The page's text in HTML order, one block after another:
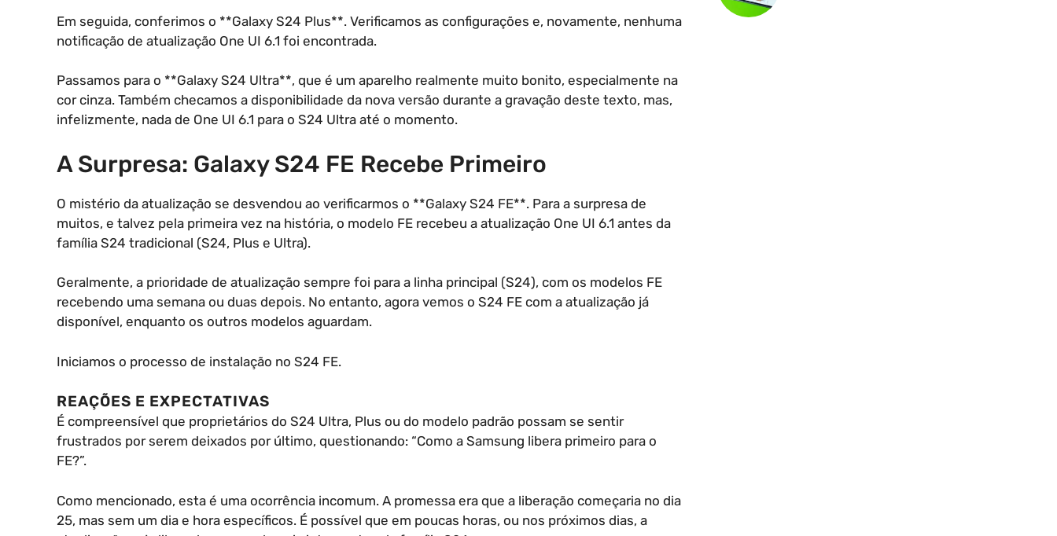
Em seguida, conferimos o **Galaxy S24 Plus**. Verificamos as configurações e, novamente, nenhuma
notificação de atualização One UI 6.1 foi encontrada.
Passamos para o **Galaxy S24 Ultra**, que é um aparelho realmente muito bonito, especialmente na
cor cinza. Também checamos a disponibilidade da nova versão durante a gravação deste texto, mas,
infelizmente, nada de One UI 6.1 para o S24 Ultra até o momento.
A Surpresa: Galaxy S24 FE Recebe Primeiro
O mistério da atualização se desvendou ao verificarmos o **Galaxy S24 FE**. Para a surpresa de
muitos, e talvez pela primeira vez na história, o modelo FE recebeu a atualização One UI 6.1 antes da
família S24 tradicional (S24, Plus e Ultra).
Geralmente, a prioridade de atualização sempre foi para a linha principal (S24), com os modelos FE
recebendo uma semana ou duas depois. No entanto, agora vemos o S24 FE com a atualização já
disponível, enquanto os outros modelos aguardam.
Iniciamos o processo de instalação no S24 FE.
REAÇÕES E EXPECTATIVAS
É compreensível que proprietários do S24 Ultra, Plus ou do modelo padrão possam se sentir
frustrados por serem deixados por último, questionando: “Como a Samsung libera primeiro para o
FE?”.
Como mencionado, esta é uma ocorrência incomum. A promessa era que a liberação começaria no dia
25, mas sem um dia e hora específicos. É possível que em poucas horas, ou nos próximos dias, a